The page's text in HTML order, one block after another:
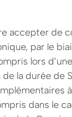
accepter de
par le
lors
la durée de
dans le